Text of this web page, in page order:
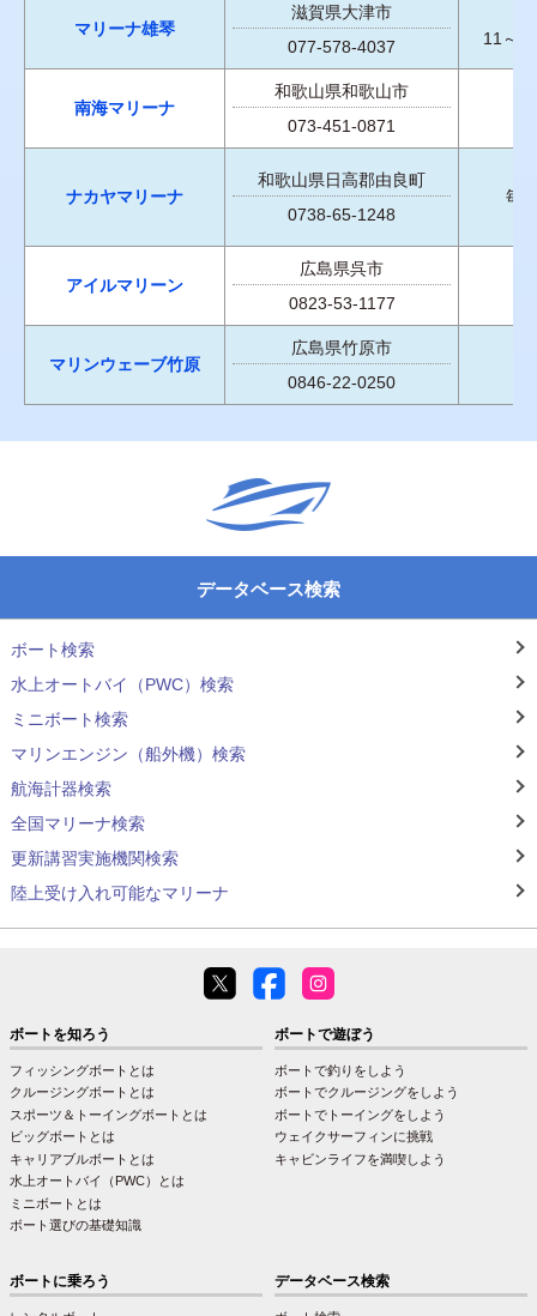
マリーナ雄琴
滋賀県大津市
077-578-4037
11～2
南海マリーナ
和歌山県和歌山市
073-451-0871
ナカヤマリーナ
和歌山県日高郡由良町
0738-65-1248
毎
アイルマリーン
広島県呉市
0823-53-1177
マリンウェーブ竹原
広島県竹原市
0846-22-0250
データベース検索
ボート検索
水上オートバイ（PWC）検索
ミニボート検索
マリンエンジン（船外機）検索
航海計器検索
全国マリーナ検索
更新講習実施機関検索
陸上受け入れ可能なマリーナ
ボートを知ろう
フィッシングボートとは
クルージングボートとは
スポーツ＆トーイングボートとは
ビッグボートとは
キャリアブルボートとは
水上オートバイ（PWC）とは
ミニボートとは
ボート選びの基礎知識
ボートで遊ぼう
ボートで釣りをしよう
ボートでクルージングをしよう
ボートでトーイングをしよう
ウェイクサーフィンに挑戦
キャビンライフを満喫しよう
ボートに乗ろう データベース検索